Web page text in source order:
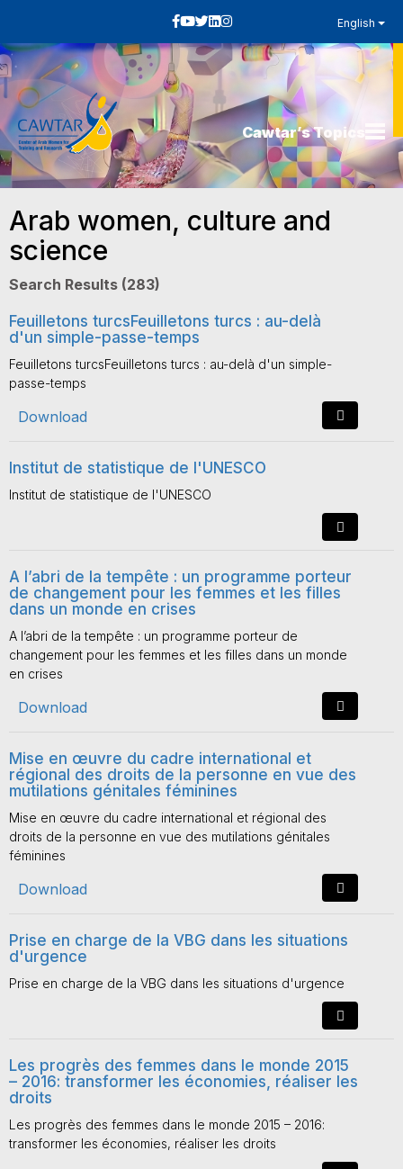
English
Cawtar’s Topics
Arab women, culture and
science
Search Results (283)
Feuilletons turcsFeuilletons turcs : au-delà
d'un simple-passe-temps
Feuilletons turcsFeuilletons turcs : au-delà d'un simple-
passe-temps
Download
Institut de statistique de l'UNESCO
Institut de statistique de l'UNESCO
A l’abri de la tempête : un programme porteur
de changement pour les femmes et les filles
dans un monde en crises
A l’abri de la tempête : un programme porteur de
changement pour les femmes et les filles dans un monde
en crises
Download
Mise en œuvre du cadre international et
régional des droits de la personne en vue des
mutilations génitales féminines
Mise en œuvre du cadre international et régional des
droits de la personne en vue des mutilations génitales
féminines
Download
Prise en charge de la VBG dans les situations
d'urgence
Prise en charge de la VBG dans les situations d'urgence
Les progrès des femmes dans le monde 2015
– 2016: transformer les économies, réaliser les
droits
Les progrès des femmes dans le monde 2015 – 2016:
transformer les économies, réaliser les droits